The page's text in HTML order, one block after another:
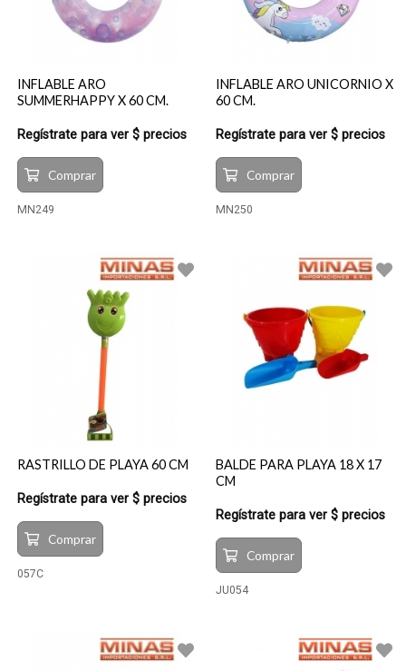
INFLABLE ARO
SUMMERHAPPY X 60 CM.
Regístrate para ver $ precios
Comprar
MN249
INFLABLE ARO UNICORNIO X
60 CM.
Regístrate para ver $ precios
Comprar
MN250
RASTRILLO DE PLAYA 60 CM
Regístrate para ver $ precios
Comprar
057C
BALDE PARA PLAYA 18 X 17
CM
Regístrate para ver $ precios
Comprar
JU054